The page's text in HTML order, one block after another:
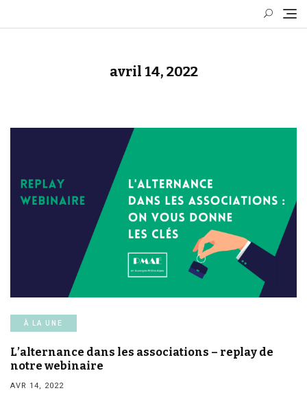
avril 14, 2022
À LA UNE
L’alternance dans les associations – replay de
notre webinaire
AVR 14, 2022